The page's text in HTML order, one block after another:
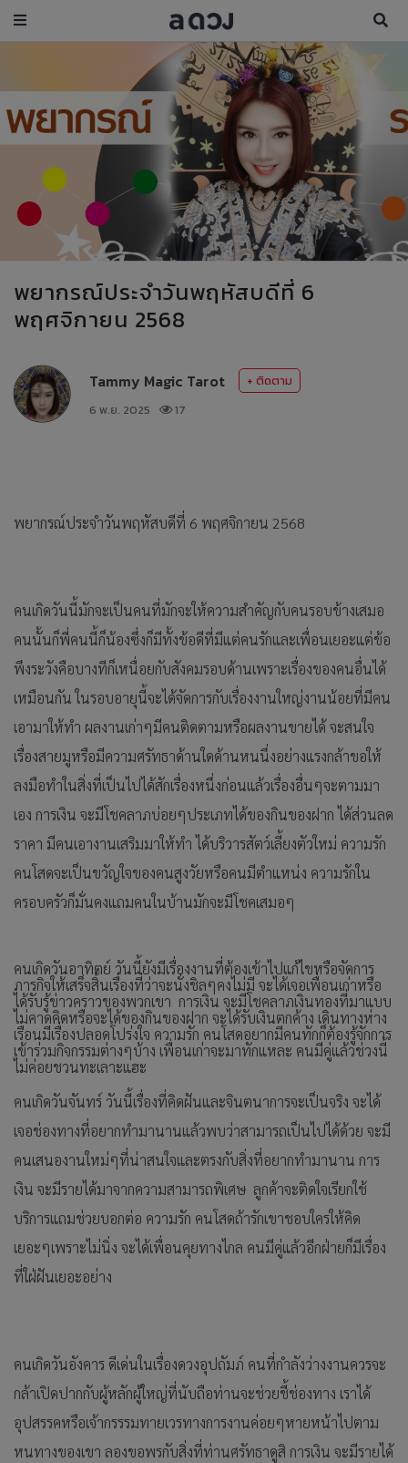
พยากรณ์ประจำวันพฤหัสบดีที่ 6
พฤศจิกายน 2568
Tammy Magic Tarot
+ ติดตาม
6 พ.ย. 2025
17
พยากรณ์ประจำวันพฤหัสบดีที่ 6 พฤศจิกายน 2568
คนเกิดวันนี้มักจะเป็นคนที่มักจะให้ความสำคัญกับคนรอบข้างเสมอ
คนนั้นก็พี่คนนี้ก็น้องซึ่งก็มีทั้งข้อดีที่มีแต่คนรักและเพื่อนเยอะแต่ข้อ
พึงระวังคือบางทีก็เหนื่อยกับสังคมรอบด้านเพราะเรื่องของคนอื่นได้
เหมือนกัน ในรอบอายุนี้จะได้จัดการกับเรื่องงานใหญ่งานน้อยที่มีคน
เอามาให้ทำ ผลงานเก่าๆมีคนติดตามหรือผลงานขายได้ จะสนใจ
เรื่องสายมูหรือมีความศรัทธาด้านใดด้านหนนึ่งอย่างแรงกล้าขอให้
ลงมือทำในสิ่งที่เป็นไปได้สักเรื่องหนึ่งก่อนแล้วเรื่องอื่นๆจะตามมา
เอง การเงิน จะมีโชคลาภบ่อยๆประเภทได้ของกินของฝาก ได้ส่วนลด
ราคา มีคนเอางานเสริมมาให้ทำ ได้บริวารสัตว์เลี้ยงตัวใหม่ ความรัก
คนโสดจะเป็นขวัญใจของคนสูงวัยหรือคนมีตำแหน่ง ความรักใน
ครอบครัวก็มั่นคงแถมคนในบ้านมักจะมีโชคเสมอๆ
คนเกิดวันอาทิตย์ วันนี้ยังมีเรื่องงานที่ต้องเข้าไปแก้ไขหรือจัดการ
ภารกิจให้เสร็จสิ้นเรื่องที่ว่าจะนั่งชิลๆคงไม่มี จะได้เจอเพื่อนเก่าหรือ
ได้รับรู้ข่าวคราวของพวกเขา การเงิน จะมีโชคลาภเงินทองที่มาแบบ
ไม่คาดคิดหรือจะได้ของกินของฝาก จะได้รับเงินตกค้าง เดินทางห่าง
เรือนมีเรื่องปลอดโปร่งใจ ความรัก คนโสดอยากมีคนทักก็ต้องรู้จักการ
เข้าร่วมกิจกรรมต่างๆบ้าง เพื่อนเก่าจะมาทักแหละ คนมีคู่แล้วช่วงนี้
ไม่ค่อยชวนทะเลาะแฮะ
คนเกิดวันจันทร์ วันนี้เรื่องที่คิดฝันและจินตนาการจะเป็นจริง จะได้
เจอช่องทางที่อยากทำมานานแล้วพบว่าสามารถเป็นไปได้ด้วย จะมี
คนเสนองานใหม่ๆที่น่าสนใจและตรงกับสิ่งที่อยากทำมานาน การ
เงิน จะมีรายได้มาจากความสามารถพิเศษ ลูกค้าจะติดใจเรียกใช้
บริการแถมช่วยบอกต่อ ความรัก คนโสดถ้ารักเขาชอบใครให้คิด
เยอะๆเพราะไม่นิ่ง จะได้เพื่อนคุยทางไกล คนมีคู่แล้วอีกฝ่ายก็มีเรื่อง
ที่ใฝ่ฝันเยอะอย่าง
คนเกิดวันอังคาร ดีเด่นในเรื่องดวงอุปถัมภ์ คนที่กำลังว่างงานควรจะ
กล้าเปิดปากกับผู้หลักผู้ใหญ่ที่นับถือท่านจะช่วยชี้ช่องทาง เราได้
อุปสรรคหรือเจ้ากรรรมทายเวรทางการงานค่อยๆหายหน้าไปตาม
หนทางของเขา ลองขอพรกับสิ่งที่ท่านศรัทธาดูสิ การเงิน จะมีรายได้